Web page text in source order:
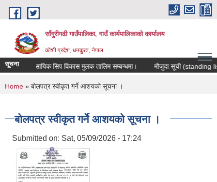
Skip to main content
साँगुरीगढी गाउँपालिका, गाउँ कार्यपालिकाको कार्यालय
कोशी प्रदेश, धनकुटा, नेपाल
सूचनाव्यवसायिक सिप विकास मुलक तालिम सम्बन्धमा। मौजुदा सूची (standing list)
You are here
Home » बोलपत्र स्वीकृत गर्ने आशयको सूचना ।
बोलपत्र स्वीकृत गर्ने आशयको सूचना ।
Submitted on: Sat, 05/09/2026 - 17:24